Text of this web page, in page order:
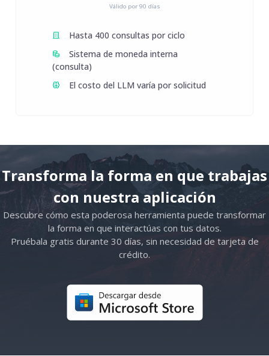
Válido por 90 días
Hasta 400 consultas por ciclo
Sistema de moneda interna
(consulta)
El costo del LLM varía por solicitud
Transforma la forma en que trabajas
con nuestra aplicación
Descubre cómo esta poderosa herramienta puede transformar
la forma en que interactúas con tus datos.
Pruébala gratis durante 30 días, sin necesidad de tarjeta de
crédito.